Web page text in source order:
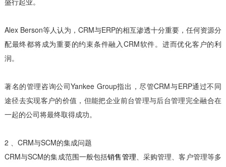
Alex Berson等人认为，CRM与ERP的相互渗透十分重要，任何资源分
配最终都将成为重要的约束条件融入CRM软件。进而优化客户的利
润。
著名的管理咨询公司Yankee Group指出，尽管CRM与ERP通过不同
途径去实现客户的价值，但能把企业前台管理与后台管理完全融合在
一起的公司将最终取得成功。
2 、CRM与SCM的集成问题
CRM与SCM的集成范围一般包括销售管理 、采购管理、客户管理等多